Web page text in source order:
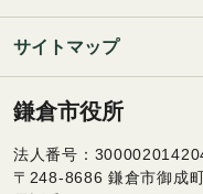
サイトマップ
鎌倉市役所
法人番号：
〒248-8686 鎌倉市御成